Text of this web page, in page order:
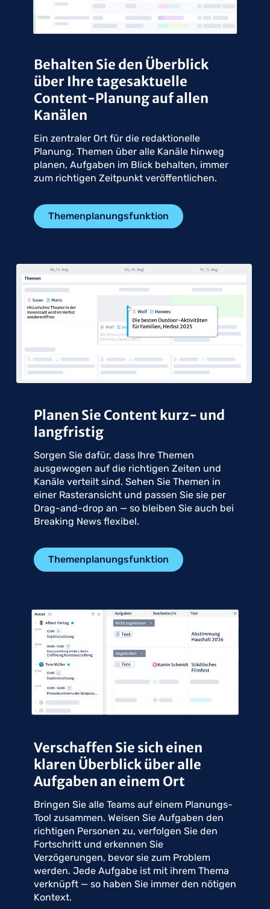
Behalten Sie den Überblick
über Ihre tagesaktuelle
Content-Planung auf allen
Kanälen
Ein zentraler Ort für die redaktionelle
Planung. Themen über alle Kanäle hinweg
planen, Aufgaben im Blick behalten, immer
zum richtigen Zeitpunkt veröffentlichen.
Themenplanungsfunktion
Planen Sie Content kurz- und
langfristig
Sorgen Sie dafür, dass Ihre Themen
ausgewogen auf die richtigen Zeiten und
Kanäle verteilt sind. Sehen Sie Themen in
einer Rasteransicht und passen Sie sie per
Drag-and-drop an — so bleiben Sie auch bei
Breaking News flexibel.
Themenplanungsfunktion
Verschaffen Sie sich einen
klaren Überblick über alle
Aufgaben an einem Ort
Bringen Sie alle Teams auf einem Planungs-
Tool zusammen. Weisen Sie Aufgaben den
richtigen Personen zu, verfolgen Sie den
Fortschritt und erkennen Sie
Verzögerungen, bevor sie zum Problem
werden. Jede Aufgabe ist mit ihrem Thema
verknüpft — so haben Sie immer den nötigen
Kontext.